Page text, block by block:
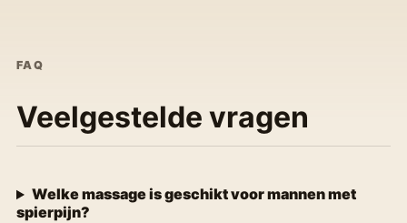
FAQ
Veelgestelde vragen
Welke massage is geschikt voor mannen met
spierpijn?